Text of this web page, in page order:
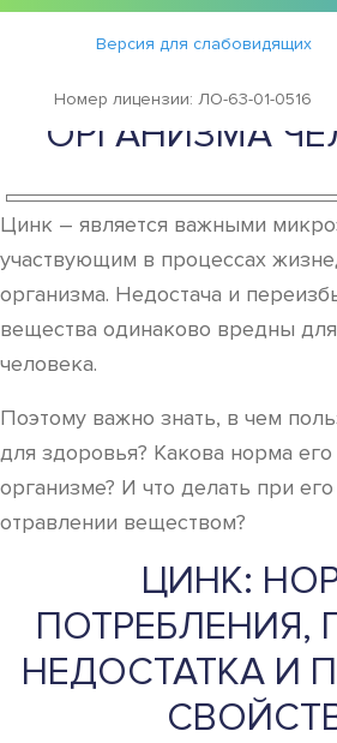
Версия для слабовидящих
Номер лицензии: ЛО-63-01-0516
Статьи ›
ЧЕМ ВРЕДЕН
ОРГАНИЗМА
Цинк – является важными
участвующим в процессах
организма. Недостача и
вещества одинаково вредны
человека.
Поэтому важно знать, в чем
для здоровья? Какова норма
организме? И что делать при
отравлении веществом?
ЦИНК:
ПОТРЕБЛЕНИЯ,
НЕДОСТАТКА И